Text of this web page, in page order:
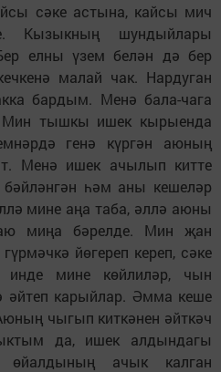
сәке астына, кайсы мич
Кызыкның шундыйлары
елны үзем белән дә бер
малай чак. Нардуган
бардым. Менә бала-чага
Мин тышкы ишек кырыенда
генә күргән аюның
Менә ишек ачылып китте
һәм аны кешеләр
мине аңа таба, әллә аюны
миңа бәрелде. Мин җан
йөгереп кереп, сәке
мине көйлиләр, чын
әйтеп карыйлар. Әмма кеше
чыгып киткәнен әйткәч
да, ишек алдындагы
ачык калган